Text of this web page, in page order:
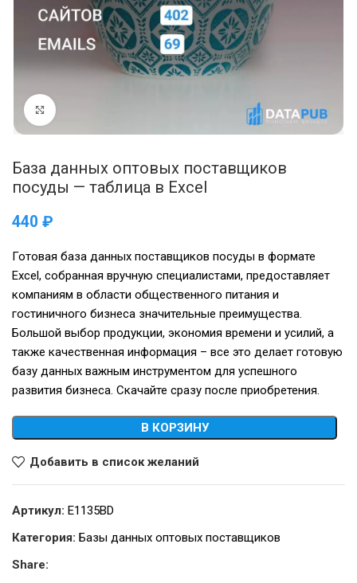
База данных оптовых поставщиков
посуды — таблица в Excel
₽
Готовая база данных поставщиков посуды в формате
Excel, собранная вручную специалистами, предоставляет
компаниям в области общественного питания и
гостиничного бизнеса значительные преимущества.
Большой выбор продукции, экономия времени и усилий, а
также качественная информация – все это делает готовую
базу данных важным инструментом для успешного
развития бизнеса. Скачайте сразу после приобретения.
В КОРЗИНУ
Добавить в список желаний
Артикул: E1135BD
Категория: Базы данных оптовых поставщиков
Share: